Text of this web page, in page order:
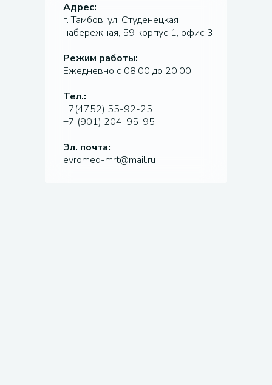
Адрес:
г. Тамбов, ул. Студенецкая
набережная, 59 корпус 1, офис 3
Режим работы:
Ежедневно с 08.00 до 20.00
Тел.:
+7(4752) 55-92-25
+7 (901) 204-95-95
Эл. почта:
evromed-mrt@mail.ru